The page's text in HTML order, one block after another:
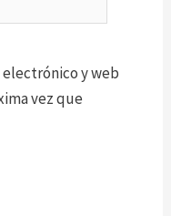
y web
vez que